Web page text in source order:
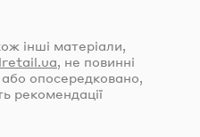
інші матеріали,
, не повинні
опосередковано,
рекомендації